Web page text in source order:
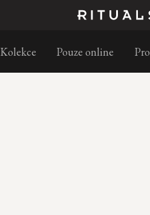
Objednejte do 11:30 a
Kolekce Pouze online